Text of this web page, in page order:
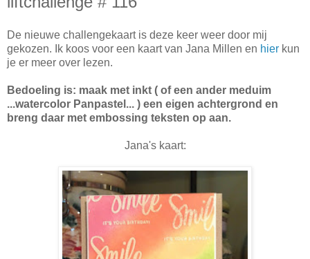
De nieuwe challengekaart is deze keer weer door mij
gekozen. Ik koos voor een kaart van Jana Millen en hier kun
je er meer over lezen.
Bedoeling is: maak met inkt ( of een ander meduim
...watercolor Panpastel... ) een eigen achtergrond en
breng daar met embossing teksten op aan.
Jana's kaart: